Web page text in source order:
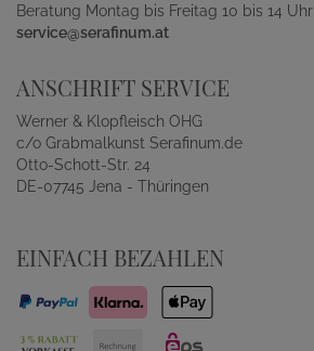
Beratung Montag bis Freitag 10 bis 14 Uhr
service@serafinum.at
ANSCHRIFT SERVICE
Werner & Klopfleisch OHG
c/o Grabmalkunst Serafinum.de
Otto-Schott-Str. 24
DE-07745 Jena - Thüringen
EINFACH BEZAHLEN